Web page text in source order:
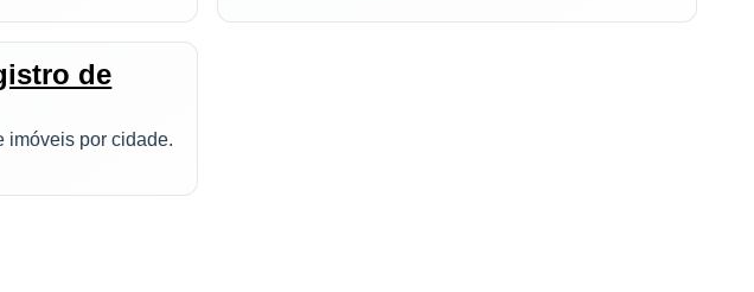
de
imóveis por cidade.